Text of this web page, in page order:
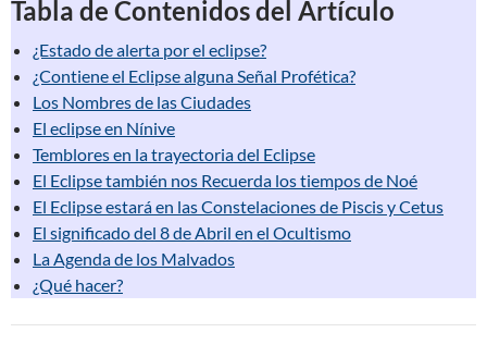
Tabla de Contenidos del Artículo
¿Estado de alerta por el eclipse?
¿Contiene el Eclipse alguna Señal Profética?
Los Nombres de las Ciudades
El eclipse en Nínive
Temblores en la trayectoria del Eclipse
El Eclipse también nos Recuerda los tiempos de Noé
El Eclipse estará en las Constelaciones de Piscis y Cetus
El significado del 8 de Abril en el Ocultismo
La Agenda de los Malvados
¿Qué hacer?